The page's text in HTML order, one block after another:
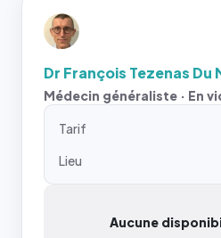
Dr François Tezenas Du
Médecin généraliste · En
Tarif
Lieu
Aucune